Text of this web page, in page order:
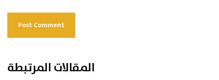
المقالات المرتبطة